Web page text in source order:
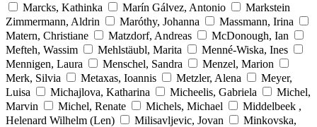
Marcks, Kathinka
Marín Gálvez, Antonio
Markstein
Zimmermann, Aldrin
Maróthy, Johanna
Massmann, Irina
Matern, Christiane
Matzdorf, Andreas
McDonough, Ian
Mefteh, Wassim
Mehlstäubl, Marita
Menné-Wiska, Ines
Mennigen, Laura
Menschel, Sandra
Menzel, Marion
Merk, Silvia
Metaxas, Ioannis Metzler, Alena
Meyer,
Luisa
Michajlova, Katharina Micheelis, Gabriela
Michel,
Marvin
Michel, Renate Michels, Michael
Middelbeek ,
Helenard Wilhelm (Len)
Milisavljevic, Jovan
Minkovska,